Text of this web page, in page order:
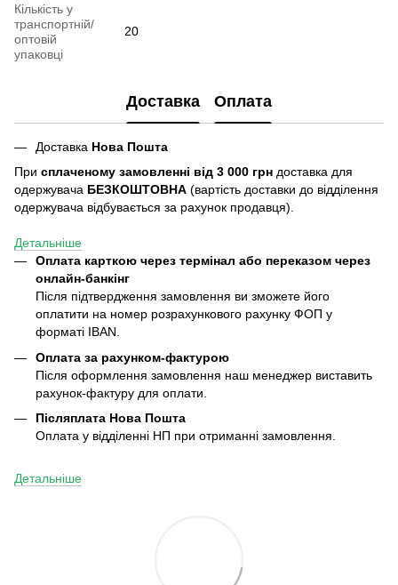
Кількість у
транспортній/
оптовій
упаковці
20
Доставка Оплата
Доставка Нова Пошта
При сплаченому замовленні від 3 000 грн доставка для
одержувача БЕЗКОШТОВНА (вартість доставки до відділення
одержувача відбувається за рахунок продавця).
Детальніше
Оплата карткою через термінал або переказом через
онлайн-банкінг
Після підтвердження замовлення ви зможете його
оплатити на номер розрахункового рахунку ФОП у
форматі IBAN.
Оплата за рахунком-фактурою
Після оформлення замовлення наш менеджер виставить
рахунок-фактуру для оплати.
Післяплата Нова Пошта
Оплата у відділенні НП при отриманні замовлення.
Детальніше